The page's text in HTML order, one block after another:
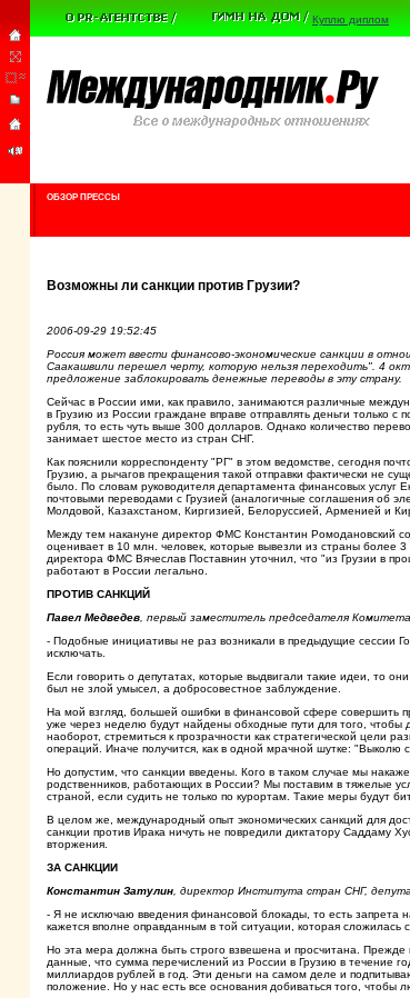
Куплю диплом
ОБЗОР ПРЕССЫ
Возможны ли санкции против Грузии?
2006-09-29 19:52:45
Россия может ввести финансово-экономические санкции в
Саакашвили перешел черту, которую нельзя переходить". 4
предложение заблокировать денежные переводы в эту страну.
Сейчас в России ими, как правило, занимаются различные
в Грузию из России граждане вправе отправлять деньги только
рубля, то есть чуть выше 300 долларов. Однако количество
занимает шестое место из стран СНГ.
Как пояснили корреспонденту "РГ" в этом ведомстве, сегодня
Грузию, а рычагов прекращения такой отправки фактически не
было. По словам руководителя департамента финансовых
почтовыми переводами с Грузией (аналогичные соглашения об
Молдовой, Казахстаном, Киргизией, Белоруссией, Арменией и
Между тем накануне директор ФМС Константин Ромодановский
оценивает в 10 млн. человек, которые вывезли из страны
директора ФМС Вячеслав Поставнин уточнил, что "из Грузии в
работают в России легально.
ПРОТИВ САНКЦИЙ
Павел Медведев , первый заместитель председателя
- Подобные инициативы не раз возникали в предыдущие сессии
исключать.
Если говорить о депутатах, которые выдвигали такие идеи, то
был не злой умысел, а добросовестное заблуждение.
На мой взгляд, большей ошибки в финансовой сфере совершить
уже через неделю будут найдены обходные пути для того, чтобы
наоборот, стремиться к прозрачности как стратегической цели
операций. Иначе получится, как в одной мрачной шутке: "Выколю
Но допустим, что санкции введены. Кого в таком случае мы
родственников, работающих в России? Мы поставим в тяжелые
страной, если судить не только по курортам. Такие меры будут
В целом же, международный опыт экономических санкций для
санкции против Ирака ничуть не повредили диктатору Саддаму
вторжения.
ЗА САНКЦИИ
Константин Затулин , директор Института стран СНГ,
- Я не исключаю введения финансовой блокады, то есть
кажется вполне оправданным в той ситуации, которая сложилась
Но эта мера должна быть строго взвешена и просчитана.
данные, что сумма перечислений из России в Грузию в течение
миллиардов рублей в год. Эти деньги на самом деле и
положение. Но у нас есть все основания добиваться того, чтобы